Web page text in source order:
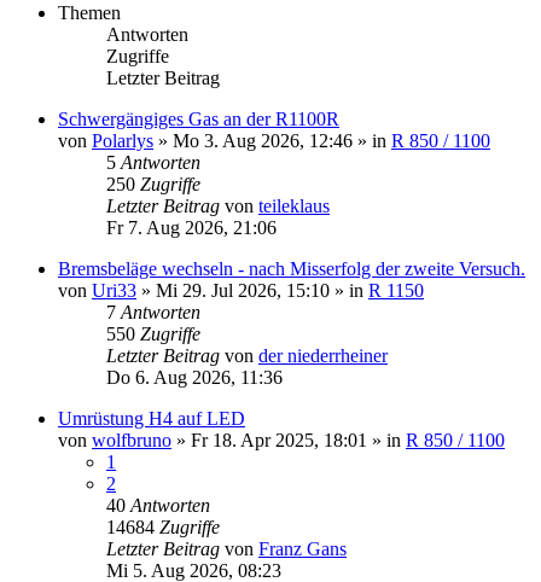
Themen
Antworten
Zugriffe
Letzter Beitrag
Schwergängiges Gas an der R1100R
von Polarlys » Mo 3. Aug 2026, 12:46 » in R 850 / 1100
5 Antworten
250 Zugriffe
Letzter Beitrag von teileklaus
Fr 7. Aug 2026, 21:06
Bremsbeläge wechseln - nach Misserfolg der zweite Versuch.
von Uri33 » Mi 29. Jul 2026, 15:10 » in R 1150
7 Antworten
550 Zugriffe
Letzter Beitrag von der niederrheiner
Do 6. Aug 2026, 11:36
Umrüstung H4 auf LED
von wolfbruno » Fr 18. Apr 2025, 18:01 » in R 850 / 1100
1
2
40 Antworten
14684 Zugriffe
Letzter Beitrag von Franz Gans
Mi 5. Aug 2026, 08:23